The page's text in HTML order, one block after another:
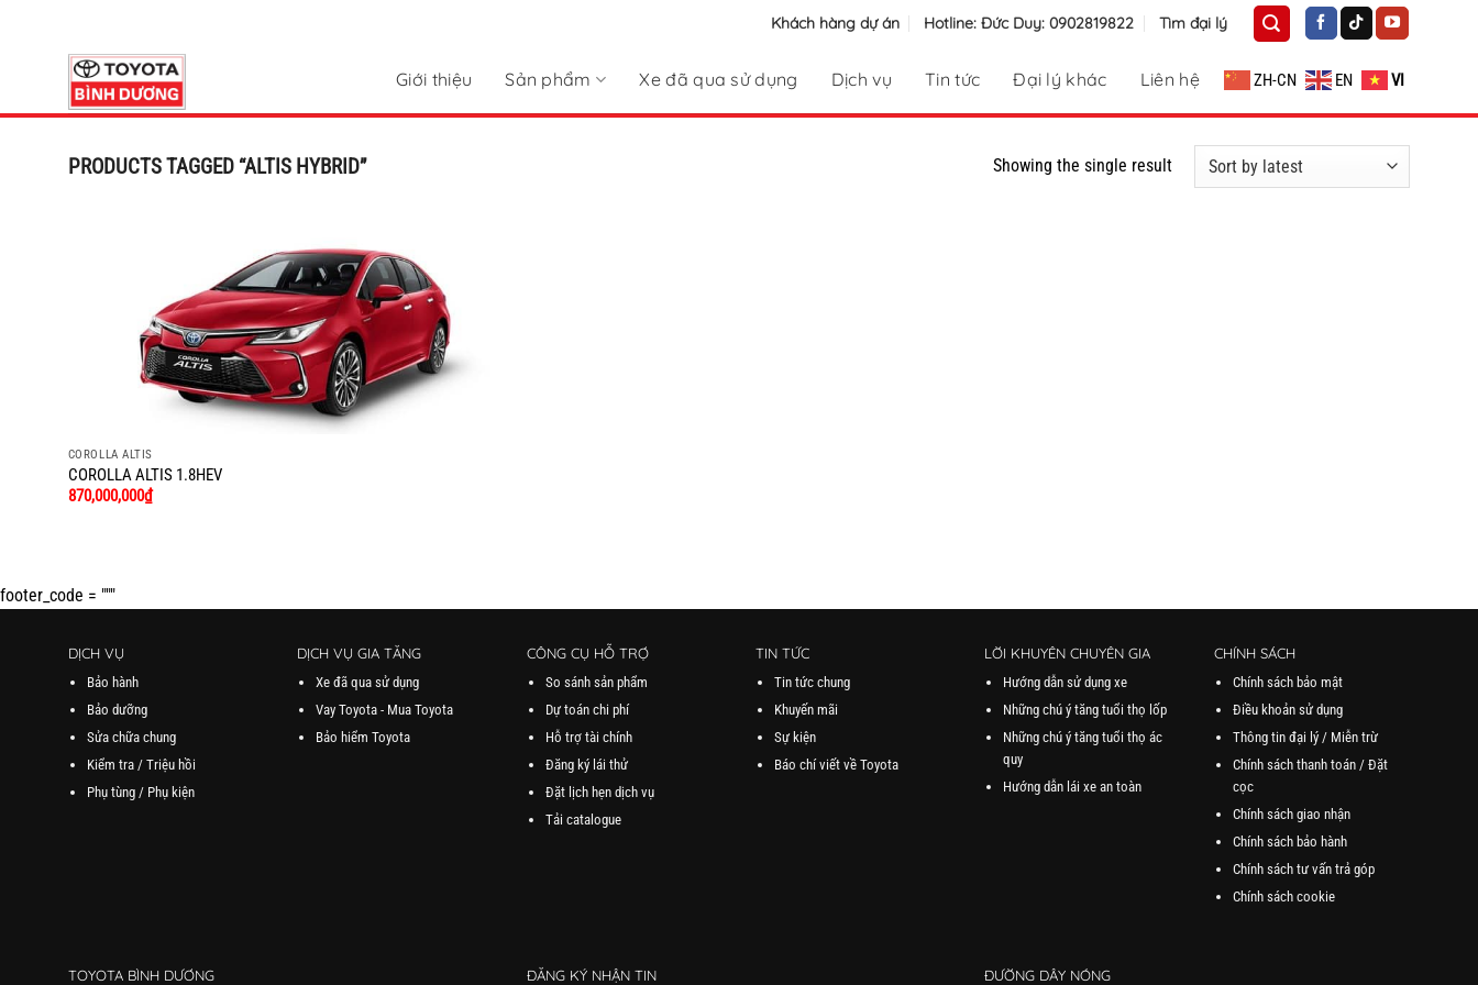
Khách hàng dự án Hotline: Đức Duy: 0902819822 Tìm đại lý
Giới thiệu Sản phẩm Xe đã qua sử dụng Dịch vụ Tin tức Đại lý khác Liên hệ ZH-CN EN VI
PRODUCTS TAGGED “ALTIS HYBRID” Showing the single result
COROLLA ALTIS
COROLLA ALTIS 1.8HEV
870,000,000₫
footer_code = """
DỊCH VỤ
Bảo hành
Bảo dưỡng
Sửa chữa chung
Kiểm tra / Triệu hồi
Phụ tùng / Phụ kiện
DỊCH VỤ GIA TĂNG
Xe đã qua sử dụng
Vay Toyota - Mua Toyota
Bảo hiểm Toyota
CÔNG CỤ HỖ TRỢ
So sánh sản phẩm
Dự toán chi phí
Hỗ trợ tài chính
Đăng ký lái thử
Đặt lịch hẹn dịch vụ
Tải catalogue
TIN TỨC
Tin tức chung
Khuyến mãi
Sự kiện
Báo chí viết về Toyota
LỜI KHUYÊN CHUYÊN GIA
Hướng dẫn sử dụng xe
Những chú ý tăng tuổi thọ lốp
Những chú ý tăng tuổi thọ ác
quy
Hướng dẫn lái xe an toàn
CHÍNH SÁCH
Chính sách bảo mật
Điều khoản sử dụng
Thông tin đại lý / Miễn trừ
Chính sách thanh toán / Đặt
cọc
Chính sách giao nhận
Chính sách bảo hành
Chính sách tư vấn trả góp
Chính sách cookie
TOYOTA BÌNH DƯƠNG ĐĂNG KÝ NHẬN TIN ĐƯỜNG DÂY NÓNG